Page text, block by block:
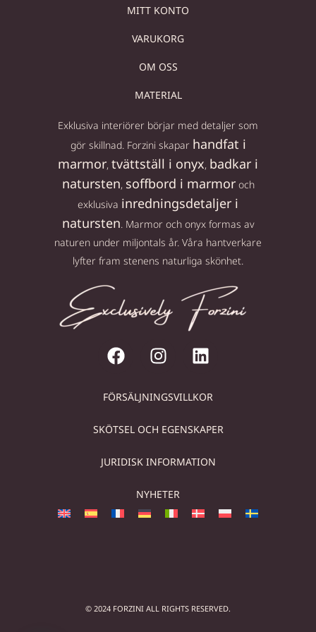
MITT KONTO
VARUKORG
OM OSS
MATERIAL
Exklusiva interiörer börjar med detaljer som
gör skillnad. Forzini skapar handfat i
marmor, tvättställ i onyx, badkar i
natursten, soffbord i marmoroch
exklusiva inredningsdetaljer i
natursten . Marmor och onyx formas av
naturen under miljontals år. Våra hantverkare
lyfter fram stenens naturliga skönhet.
FÖRSÄLJNINGSVILLKOR
SKÖTSEL OCH EGENSKAPER
JURIDISK INFORMATION
NYHETER
© 2024 FORZINI ALL RIGHTS RESERVED.